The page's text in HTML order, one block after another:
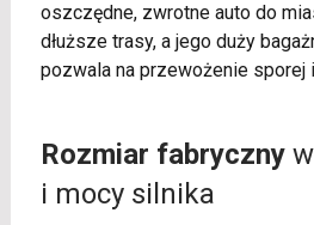
oszczędne, zwrotne auto do
dłuższe trasy, a jego duży
pozwala na przewożenie sporej
Rozmiar fabryczny
i mocy silnika